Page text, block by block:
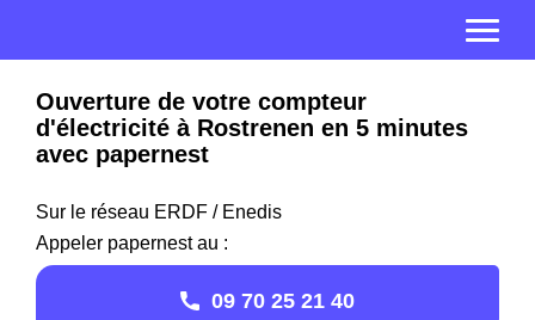
Ouverture de votre compteur
d'électricité à Rostrenen en 5 minutes
avec papernest
Sur le réseau ERDF / Enedis
Appeler papernest au :
09 70 25 21 40